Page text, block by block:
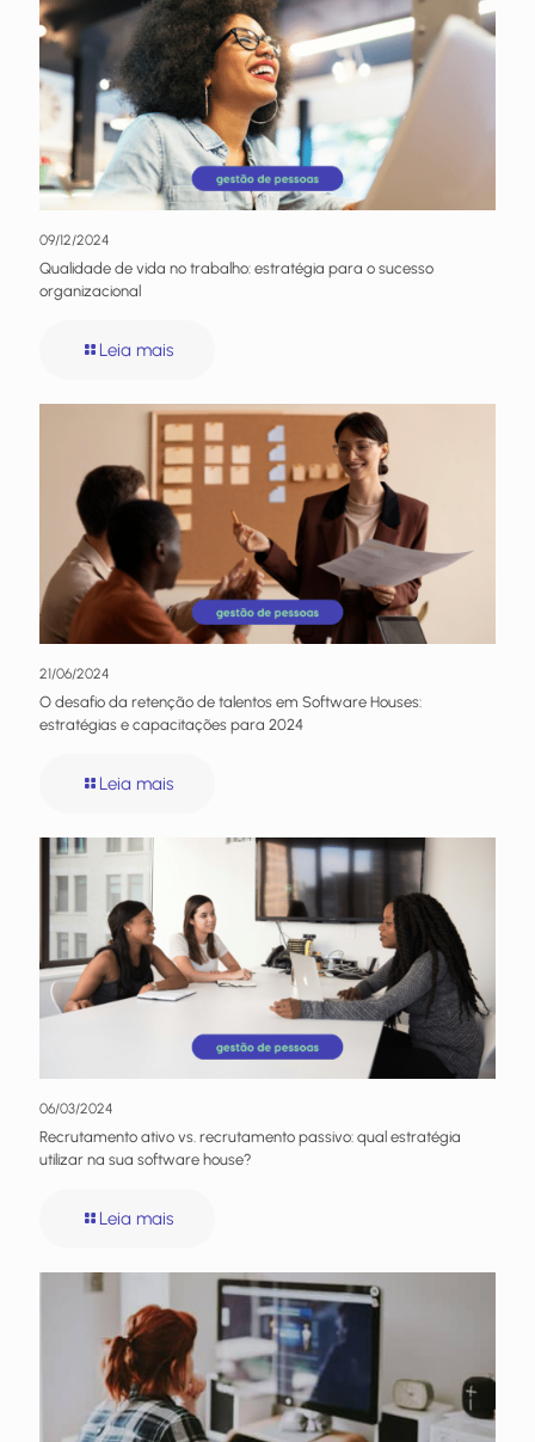
09/12/2024
Qualidade de vida no trabalho: estratégia para o sucesso
organizacional
Leia mais
21/06/2024
O desafio da retenção de talentos em Software Houses:
estratégias e capacitações para 2024
Leia mais
06/03/2024
Recrutamento ativo vs. recrutamento passivo: qual estratégia
utilizar na sua software house?
Leia mais